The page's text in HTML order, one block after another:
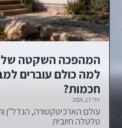
המהפכה השקטה של
למה כולם עוברים
חכמות?
יולי 17, 2026
עולם הארכיטקטורה, הנדל"ן
טלטלה חיובית